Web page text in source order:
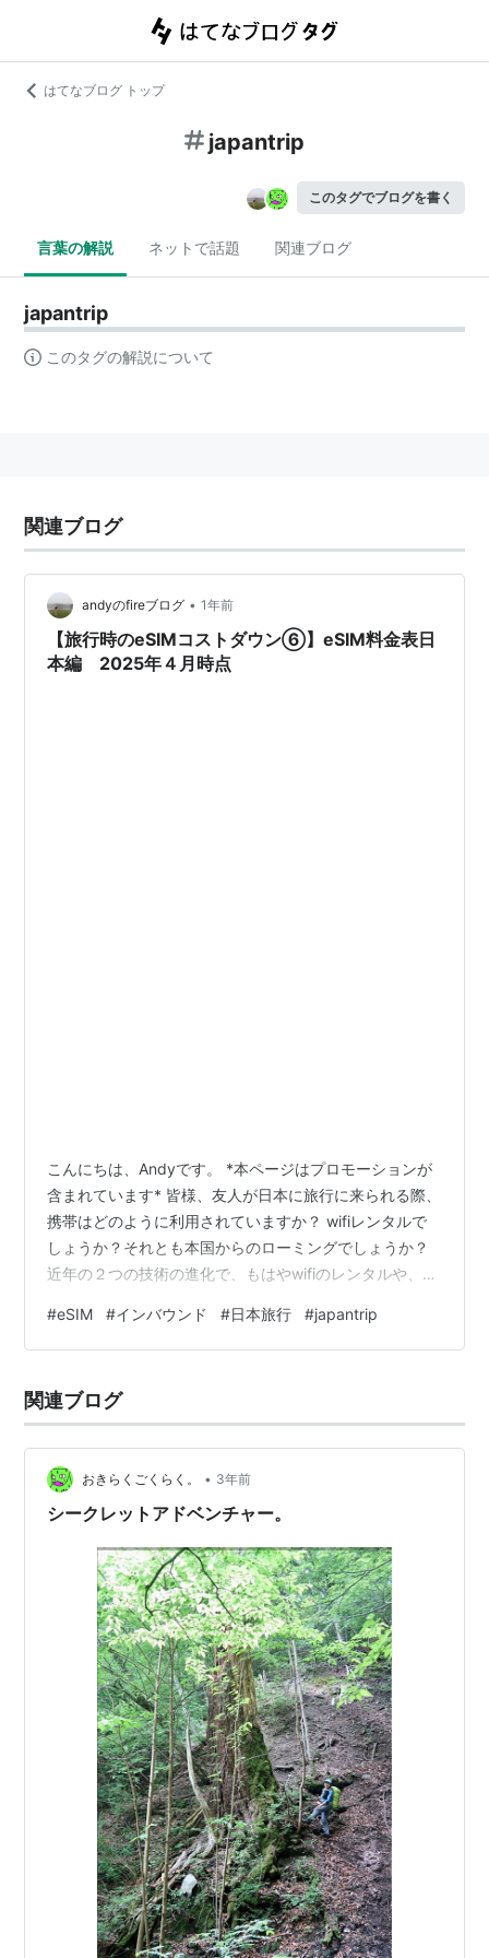
はてなブログ トップ
japantrip
このタグでブログを書く
言葉の解説 ネットで話題 関連ブログ
japantrip
このタグの解説について
関連ブログ
andyのfireブログ • 1年前
【旅行時のeSIMコストダウン⑥】eSIM料金表日
本編 2025年４月時点
こんにちは、Andyです。 *本ページはプロモーションが
含まれています* 皆様、友人が日本に旅行に来られる際、
携帯はどのように利用されていますか？ wifiレンタルで
しょうか？それとも本国からのローミングでしょうか？
近年の２つの技術の進化で、もはやwifiのレンタルや、高
感じています。 1.スマホの進化でデュアルSIM対応が進ん
だこと（２個SIMを入れて切り替えて使用可能） 2.ソフ
て、ソフトウェアで対応・使用 できるようになったこと
楽天グループも株主優待でeSIMを提供しています。
#eSIM #インバウンド #日本旅行 #japantrip
関連ブログ
おきらくごくらく。 • 3年前
シークレットアドベンチャー。